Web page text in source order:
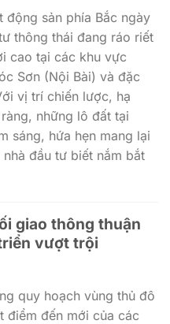
sản phía Bắc ngày
thông thái đang ráo riết
cao tại các khu vực
Sơn (Nội Bài) và đặc
vị trí chiến lược, hạ
những lô đất tại
sáng, hứa hẹn mang lại
đầu tư biết nắm bắt
giao thông thuận
vượt trội
quy hoạch vùng thủ đô
điểm đến mới của các